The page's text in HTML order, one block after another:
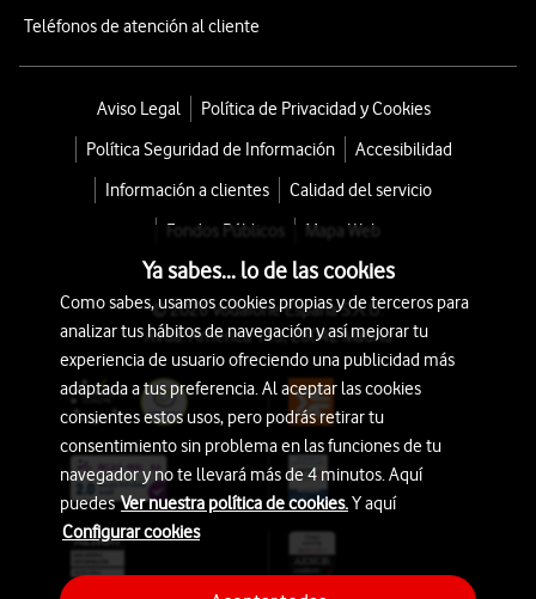
Teléfonos de atención al cliente
Aviso Legal
Política de Privacidad y Cookies
Política Seguridad de Información
Accesibilidad
Información a clientes
Calidad del servicio
Fondos Públicos
Mapa Web
© 2026 Vodafone España S.A.U.
Avda. América 115, 28042 Madrid
Ya sabes... lo de las cookies
Como sabes, usamos cookies propias y de terceros para
analizar tus hábitos de navegación y así mejorar tu
experiencia de usuario ofreciendo una publicidad más
adaptada a tus preferencia. Al aceptar las cookies
consientes estos usos, pero podrás retirar tu
consentimiento sin problema en las funciones de tu
navegador y no te llevará más de 4 minutos. Aquí
puedesVer nuestra política de cookies.Y aquí
Configurar cookies